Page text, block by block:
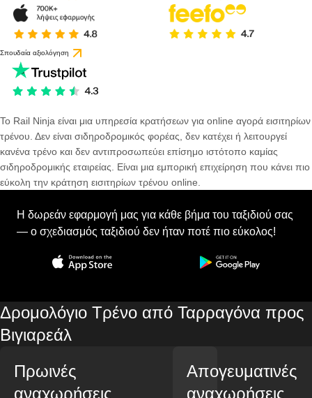
Σπουδαία αξιολόγηση
Το Rail Ninja είναι μια υπηρεσία κρατήσεων για online αγορά εισιτηρίων
τρένου. Δεν είναι σιδηροδρομικός φορέας, δεν κατέχει ή λειτουργεί
κανένα τρένο και δεν αντιπροσωπεύει επίσημο ιστότοπο καμίας
σιδηροδρομικής εταιρείας. Είναι μια εμπορική επιχείρηση που κάνει πιο
εύκολη την κράτηση εισιτηρίων τρένου online.
Η δωρεάν εφαρμογή μας για κάθε βήμα του ταξιδιού σας
— ο σχεδιασμός ταξιδιού δεν ήταν ποτέ πιο εύκολος!
Δρομολόγιο Τρένο από Ταρραγόνα προς
Βιγιαρεάλ
Πρωινές
αναχωρήσεις
Απογευματινές
αναχωρήσεις